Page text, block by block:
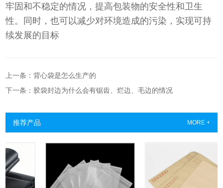
牢固和不稳定的情况，提高包装物的安全性和卫生
性。同时，也可以减少对环境造成的污染，实现可持
续发展的目标
上一条：背心袋是怎么生产的
下一条：胶袋封边为什么会有锯齿、烂边、毛边的情况
推荐产品 MORE +